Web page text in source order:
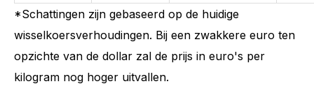
*Schattingen zijn gebaseerd op de huidige
wisselkoersverhoudingen. Bij een zwakkere euro ten
opzichte van de dollar zal de prijs in euro's per
kilogram nog hoger uitvallen.